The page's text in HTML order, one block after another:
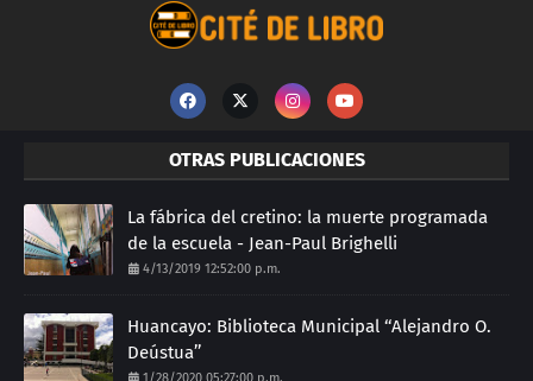
OTRAS PUBLICACIONES
La fábrica del cretino: la muerte programada
de la escuela - Jean-Paul Brighelli
4/13/2019 12:52:00 p.m.
Huancayo: Biblioteca Municipal ‘‘Alejandro O.
Deústua’’